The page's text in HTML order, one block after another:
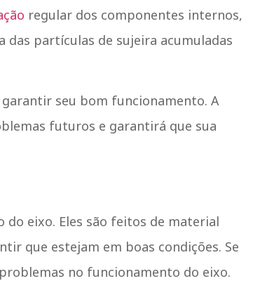
regular dos componentes internos,
das partículas de sujeira acumuladas
seu bom funcionamento. A
futuros e garantirá que sua
eixo. Eles são feitos de material
que estejam em boas condições. Se
no funcionamento do eixo.